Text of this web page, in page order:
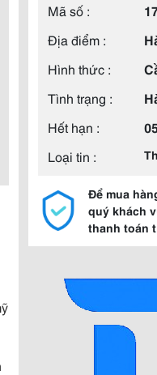
Mã số :
Địa điểm :
Hình thức :
Tình trạng :
Hết hạn :
Loại tin :
Để mua
quý khách
thanh toán